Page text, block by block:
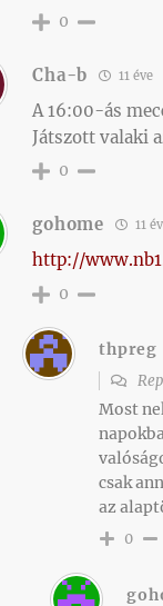
0
Cha-b 11 éve
A 16:00-ás
Játszott valaki
0
gohome 11
http://
0
thpreg
Most
csak
az
0